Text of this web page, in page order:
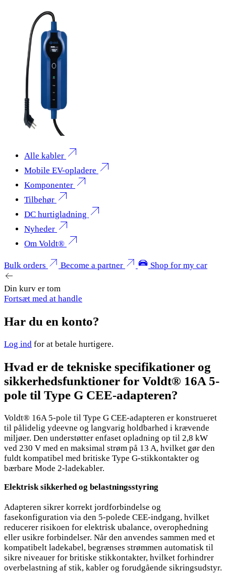
Alle kabler
Mobile EV-opladere
Komponenter
Tilbehør
DC hurtigladning
Nyheder
Om Voldt®
Bulk orders Become a partner Shop for my car
Din kurv er tom
Fortsæt med at handle
Har du en konto?
Log ind for at betale hurtigere.
Hvad er de tekniske specifikationer og
sikkerhedsfunktioner for Voldt® 16A 5-
pole til Type G CEE-adapteren?
Voldt® 16A 5-pole til Type G CEE-adapteren er konstrueret
til pålidelig ydeevne og langvarig holdbarhed i krævende
miljøer. Den understøtter enfaset opladning op til 2,8 kW
ved 230 V med en maksimal strøm på 13 A, hvilket gør den
fuldt kompatibel med britiske Type G-stikkontakter og
bærbare Mode 2-ladekabler.
Elektrisk sikkerhed og belastningsstyring
Adapteren sikrer korrekt jordforbindelse og
fasekonfiguration via den 5-polede CEE-indgang, hvilket
reducerer risikoen for elektrisk ubalance, overophedning
eller usikre forbindelser. Når den anvendes sammen med et
kompatibelt ladekabel, begrænses strømmen automatisk til
sikre niveauer for britiske stikkontakter, hvilket forhindrer
overbelastning af stik, kabler og forudgående sikringsudstyr.